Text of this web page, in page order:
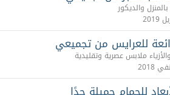
والديكور
للعرايس من تجميعي
ملابس عصرية وتقليدية